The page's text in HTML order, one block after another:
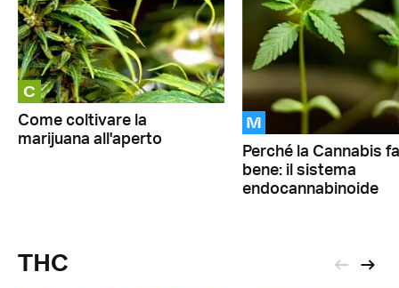
C
Come coltivare la
marijuana all'aperto
M
Perché la Cannabis fa
bene: il sistema
endocannabinoide
THC